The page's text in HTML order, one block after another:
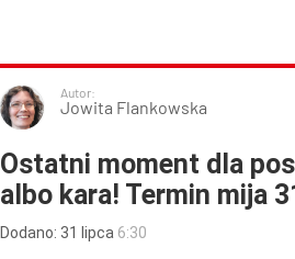
Autor:
Jowita Flankowska
Ostatni moment dla
albo kara! Termin mija
Dodano: 31 lipca 6:30